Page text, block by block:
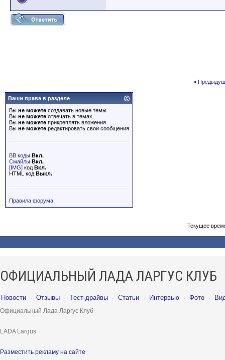
«
Ваши права в разделе
Вы не можете создавать новые темы
Вы не можете отвечать в темах
Вы не можете прикреплять вложения
Вы не можете редактировать свои сообщения
BB коды Вкл.
Смайлы Вкл.
[IMG] код Вкл.
HTML код Выкл.
Правила форума
Текущее
ОФИЦИАЛЬНЫЙ ЛАДА ЛАРГУС КЛУБ
Новости · Отзывы · Тест-драйвы · Статьи · Интервью · Фото ·
Официальный Лада Ларгус Клуб
LADA Largus
Разместить рекламу на сайте